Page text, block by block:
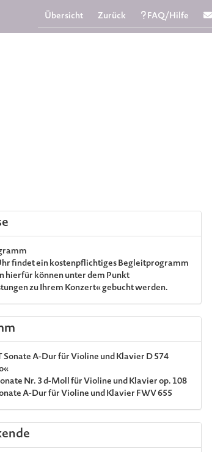
Übersicht Zurück FAQ/Hilfe
findet ein kostenpflichtiges Begleitprogramm
hierfür können unter dem Punkt
zu Ihrem Konzert« gebucht werden.
Sonate A-Dur für Violine und Klavier D 574
Nr. 3 d-Moll für Violine und Klavier op. 108
A-Dur für Violine und Klavier FWV 655